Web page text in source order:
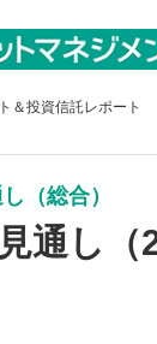
＆投資信託レポート
（総合）
通し（